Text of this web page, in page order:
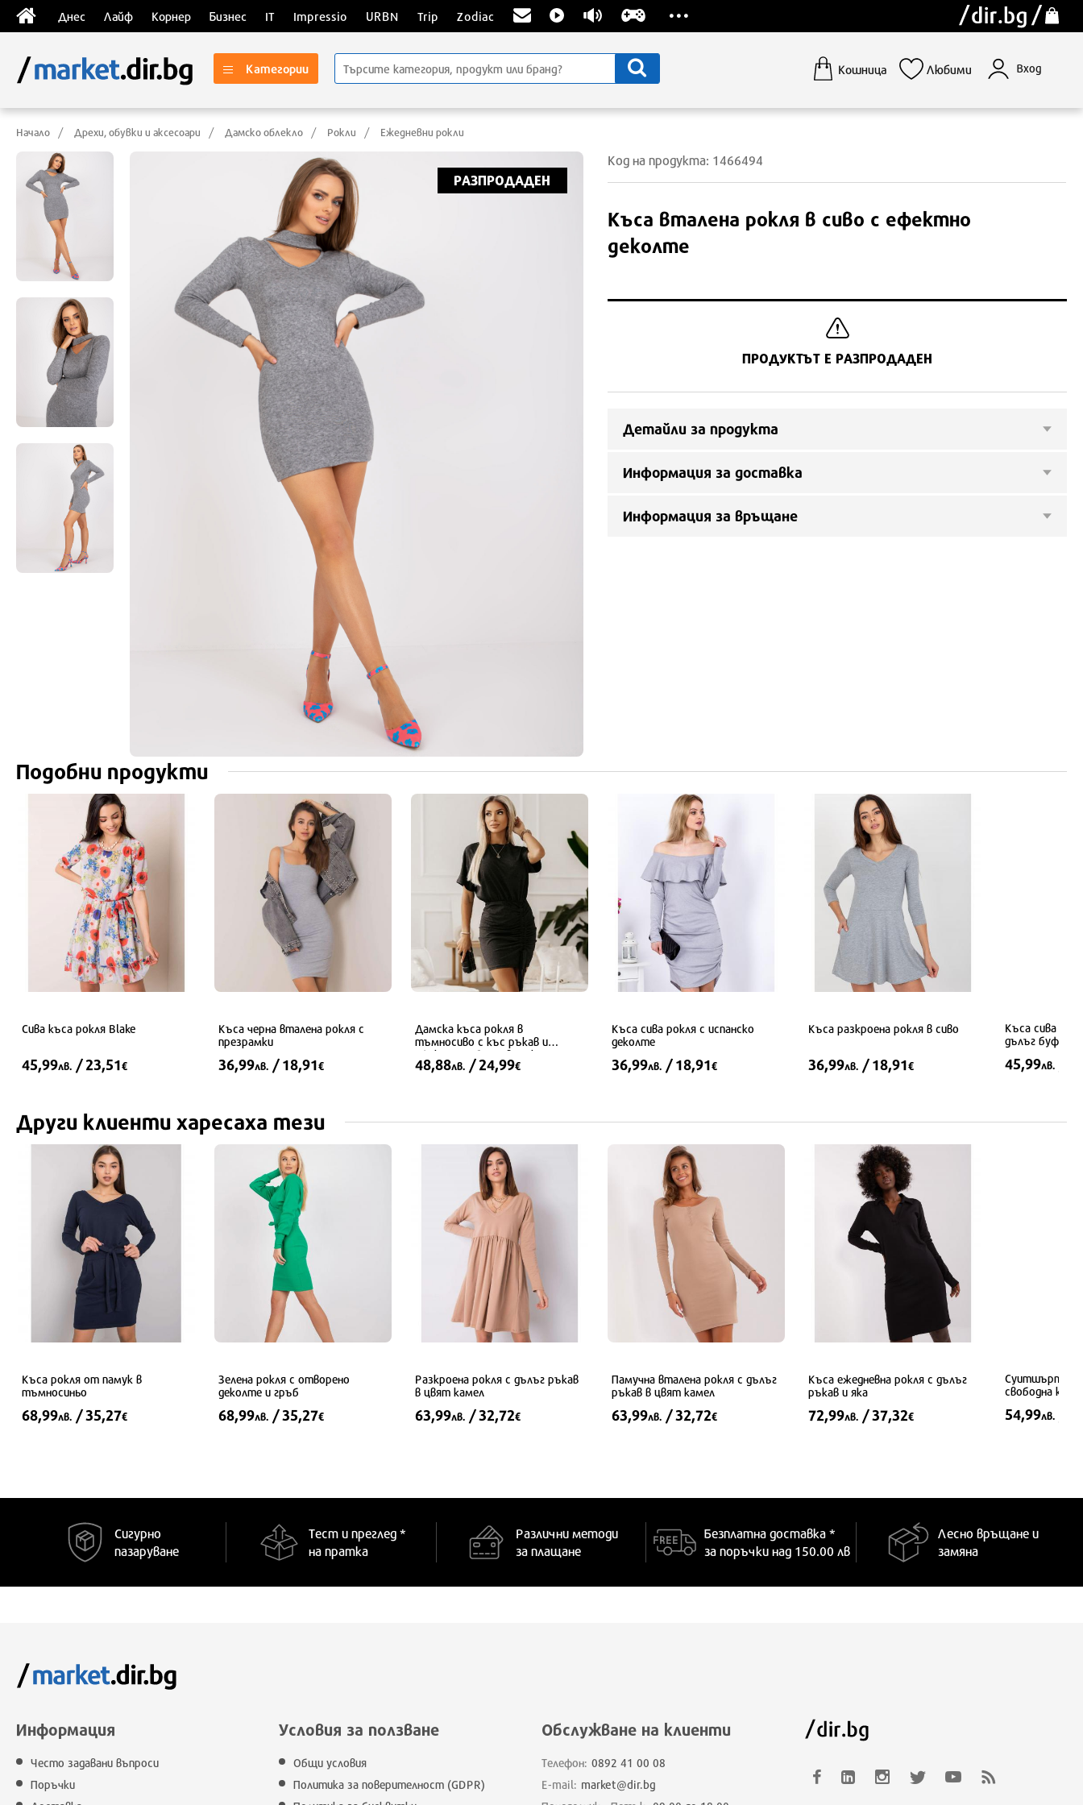
Днес Лайф Корнер Бизнес IT Impressio URBN Trip Zodiac
Категории Кошница Любими Вход
Начало Дрехи, обувки и аксесоари Дамско облекло Рокли Ежедневни рокли
РАЗПРОДАДЕН
Код на продукта: 1466494
Къса вталена рокля в сиво с ефектно
деколте
ПРОДУКТЪТ Е РАЗПРОДАДЕН
Детайли за продукта
Информация за доставка
Информация за връщане
Подобни продукти
Сива къса рокля Blake
45,99лв. / 23,51€
Къса черна вталена рокля с
презрамки
36,99лв. / 18,91€
Дамска къса рокля в
тъмносиво с къс ръкав и
ефектен набор с връзки
48,88лв. / 24,99€
Къса сива рокля с испанско
деколте
36,99лв. / 18,91€
Къса разкроена рокля в сиво
36,99лв. / 18,91€
Къса сива
дълъг буфан
45,99лв.
Други клиенти харесаха тези
Къса рокля от памук в
тъмносиньо
68,99лв. / 35,27€
S
Зелена рокля с отворено
деколте и гръб
68,99лв. / 35,27€
M
Разкроена рокля с дълъг ръкав
в цвят камел
63,99лв. / 32,72€
Памучна вталена рокля с дълъг
ръкав в цвят камел
63,99лв. / 32,72€
Къса ежедневна рокля с дълъг
ръкав и яка
72,99лв. / 37,32€
Суитшърт-
свободна
54,99лв.
Сигурно
пазаруване
Тест и преглед *
на пратка
Различни методи
за плащане
Безплатна доставка *
за поръчки над 150.00 лв
Лесно връщане и
замяна
Информация
Често задавани въпроси
Поръчки
Условия за ползване
Общи условия
Политика за поверителност (GDPR)
Обслужване на клиенти
Телефон: 0892 41 00 08
E-mail: market@dir.bg